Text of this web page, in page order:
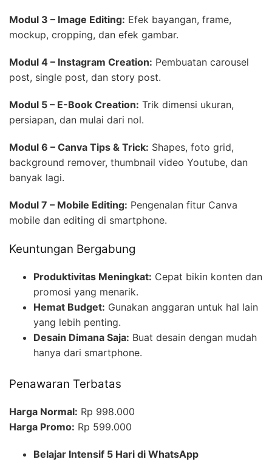
Modul 3 – Image Editing: Efek bayangan, frame,
mockup, cropping, dan efek gambar.
Modul 4 – Instagram Creation: Pembuatan carousel
post, single post, dan story post.
Modul 5 – E-Book Creation: Trik dimensi ukuran,
persiapan, dan mulai dari nol.
Modul 6 – Canva Tips & Trick: Shapes, foto grid,
background remover, thumbnail video Youtube, dan
banyak lagi.
Modul 7 – Mobile Editing: Pengenalan fitur Canva
mobile dan editing di smartphone.
Keuntungan Bergabung
Produktivitas Meningkat: Cepat bikin konten dan
promosi yang menarik.
Hemat Budget: Gunakan anggaran untuk hal lain
yang lebih penting.
Desain Dimana Saja: Buat desain dengan mudah
hanya dari smartphone.
Penawaran Terbatas
Harga Normal: Rp 998.000
Harga Promo: Rp 599.000
Belajar Intensif 5 Hari di WhatsApp